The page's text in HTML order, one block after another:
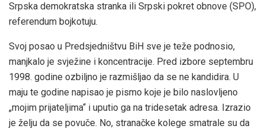
Srpska demokratska stranka ili Srpski pokret obnove (SPO),
referendum bojkotuju.
Svoj posao u Predsjedništvu BiH sve je teže podnosio,
manjkalo je svježine i koncentracije. Pred izbore septembru
1998. godine ozbiljno je razmišljao da se ne kandidira. U
maju te godine napisao je pismo koje je bilo naslovljeno
„mojim prijateljima“ i uputio ga na tridesetak adresa. Izrazio
je želju da se povuče. No, stranačke kolege smatrale su da